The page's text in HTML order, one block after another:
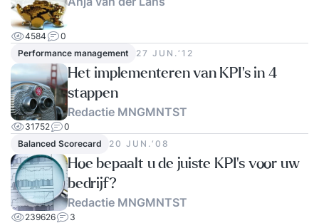
4584
0
Performance management
27 JUN.‘12
Het implementeren van KPI's in 4
stappen
Redactie MNGMNTST
31752
0
Balanced Scorecard
20 JUN.‘08
Hoe bepaalt u de juiste KPI's voor uw
bedrijf?
Redactie MNGMNTST
239626
3